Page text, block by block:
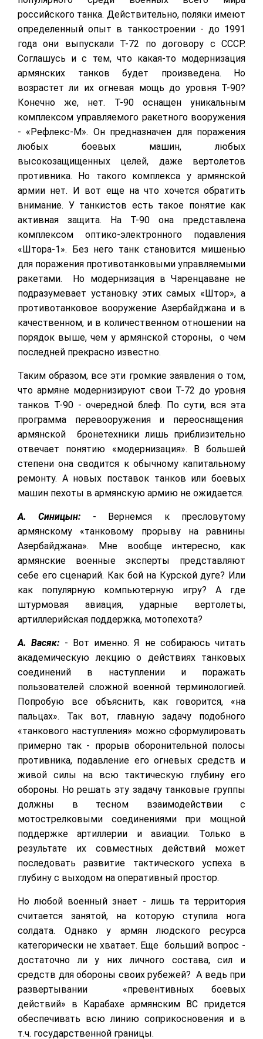
российского танка. Действительно, поляки имеют
определенный опыт в танкостроении - до 1991
года они выпускали Т-72 по договору с СССР.
Соглашусь и с тем, что какая-то модернизация
армянских танков будет произведена. Но
возрастет ли их огневая мощь до уровня Т-90?
Конечно же, нет. Т-90 оснащен уникальным
комплексом управляемого ракетного вооружения
- «Рефлекс-М». Он предназначен для поражения
любых боевых машин, любых
высокозащищенных целей, даже вертолетов
противника. Но такого комплекса у армянской
армии нет. И вот еще на что хочется обратить
внимание. У танкистов есть такое понятие как
активная защита. На Т-90 она представлена
комплексом оптико-электронного подавления
«Штора-1». Без него танк становится мишенью
для поражения противотанковыми управляемыми
ракетами. Но модернизация в Чаренцаване не
подразумевает установку этих самых «Штор», а
противотанковое вооружение Азербайджана и в
качественном, и в количественном отношении на
порядок выше, чем у армянской стороны, о чем
последней прекрасно известно.
Таким образом, все эти громкие заявления о том,
что армяне модернизируют свои Т-72 до уровня
танков Т-90 - очередной блеф. По сути, вся эта
программа перевооружения и переоснащения
армянской бронетехники лишь приблизительно
отвечает понятию «модернизация». В большей
степени она сводится к обычному капитальному
ремонту. А новых поставок танков или боевых
машин пехоты в армянскую армию не ожидается.
А. Синицын: - Вернемся к пресловутому
армянскому «танковому прорыву на равнины
Азербайджана». Мне вообще интересно, как
армянские военные эксперты представляют
себе его сценарий. Как бой на Курской дуге? Или
как популярную компьютерную игру? А где
штурмовая авиация, ударные вертолеты,
артиллерийская поддержка, мотопехота?
А. Васяк: - Вот именно. Я не собираюсь читать
академическую лекцию о действиях танковых
соединений в наступлении и поражать
пользователей сложной военной терминологией.
Попробую все объяснить, как говорится, «на
пальцах». Так вот, главную задачу подобного
«танкового наступления» можно сформулировать
примерно так - прорыв оборонительной полосы
противника, подавление его огневых средств и
живой силы на всю тактическую глубину его
обороны. Но решать эту задачу танковые группы
должны в тесном взаимодействии с
мотострелковыми соединениями при мощной
поддержке артиллерии и авиации. Только в
результате их совместных действий может
последовать развитие тактического успеха в
глубину с выходом на оперативный простор.
Но любой военный знает - лишь та территория
считается занятой, на которую ступила нога
солдата. Однако у армян людского ресурса
категорически не хватает. Еще больший вопрос -
достаточно ли у них личного состава, сил и
средств для обороны своих рубежей? А ведь при
развертывании «превентивных боевых
действий» в Карабахе армянским ВС придется
обеспечивать всю линию соприкосновения и в
т.ч. государственной границы.